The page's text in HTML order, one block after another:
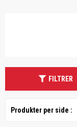
FILTRER
Produkter per side :